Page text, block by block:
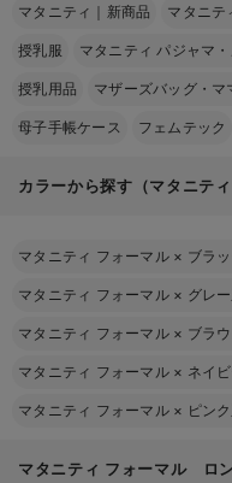
マタニティ｜新商品 マタニテ
授乳服 マタニティ パジャマ
授乳用品 マザーズバッグ・マ
母子手帳ケース フェムテック
カラーから探す（マタニティ
マタニティ フォーマル × ブラ
マタニティ フォーマル × グレ
マタニティ フォーマル × ブラ
マタニティ フォーマル × ネイ
マタニティ フォーマル × ピン
マタニティ フォーマル ロ